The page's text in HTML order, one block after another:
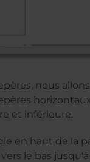
nous
et inférieure.
en haut de la
le bas